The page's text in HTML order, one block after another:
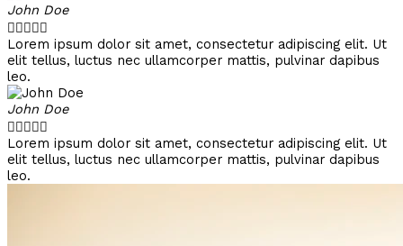
John Doe

Lorem ipsum dolor sit amet, consectetur adipiscing elit. Ut
elit tellus, luctus nec ullamcorper mattis, pulvinar dapibus
leo.
John Doe

Lorem ipsum dolor sit amet, consectetur adipiscing elit. Ut
elit tellus, luctus nec ullamcorper mattis, pulvinar dapibus
leo.